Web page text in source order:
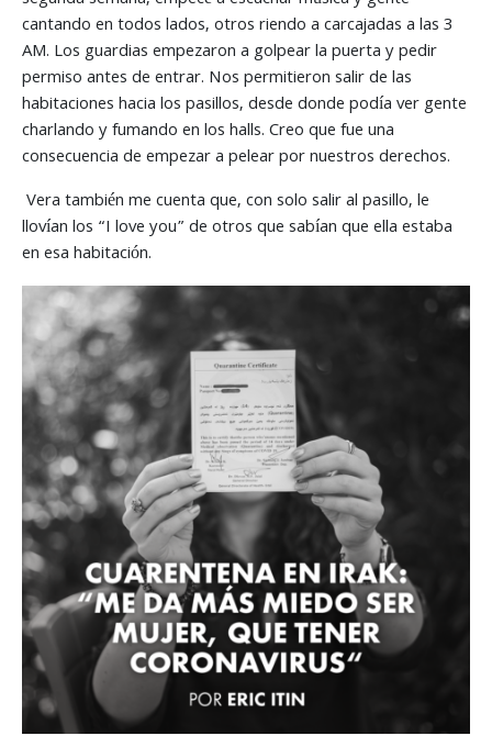
cantando en todos lados, otros riendo a carcajadas a las 3
AM. Los guardias empezaron a golpear la puerta y pedir
permiso antes de entrar. Nos permitieron salir de las
habitaciones hacia los pasillos, desde donde podía ver gente
charlando y fumando en los halls. Creo que fue una
consecuencia de empezar a pelear por nuestros derechos.
Vera también me cuenta que, con solo salir al pasillo, le
llovían los “I love you” de otros que sabían que ella estaba
en esa habitación.